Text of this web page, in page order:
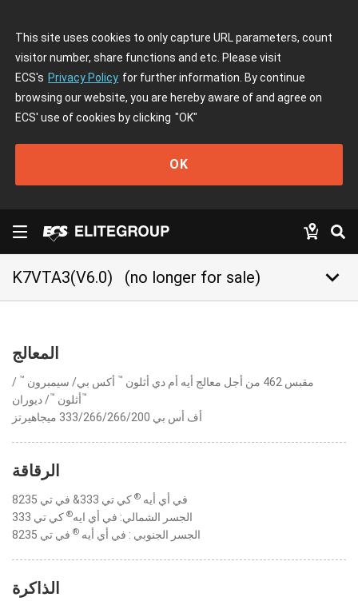
This site uses cookies to only capture URL parameters, count
visitor number, share functions and etc. Please visit
ECS's Privacy Policy for further information. By continue
browsing our website, you are hereby aware of and agree on
ECS' use of cookies by clicking "OK"
OK
K7VTA3(V6.0) (no longer for sale) keyboard_arrow_down
المعالج
مقبس 462 من أجل معالج أيه أم دي أثلون ™ أكس بي/ سيمبرون ™
/
أثلون ™/ ديوران ™
أف أس بي 333/266/266/200 ميجاهيرتز
الرقاقة
في أي أيه ® كي تي 333& في تي 8235
الجسر الشمالي: في أي ايه® كي تي 333
الجسر الجنوبي : في أي أيه ® في تي 8235
الذاكرة